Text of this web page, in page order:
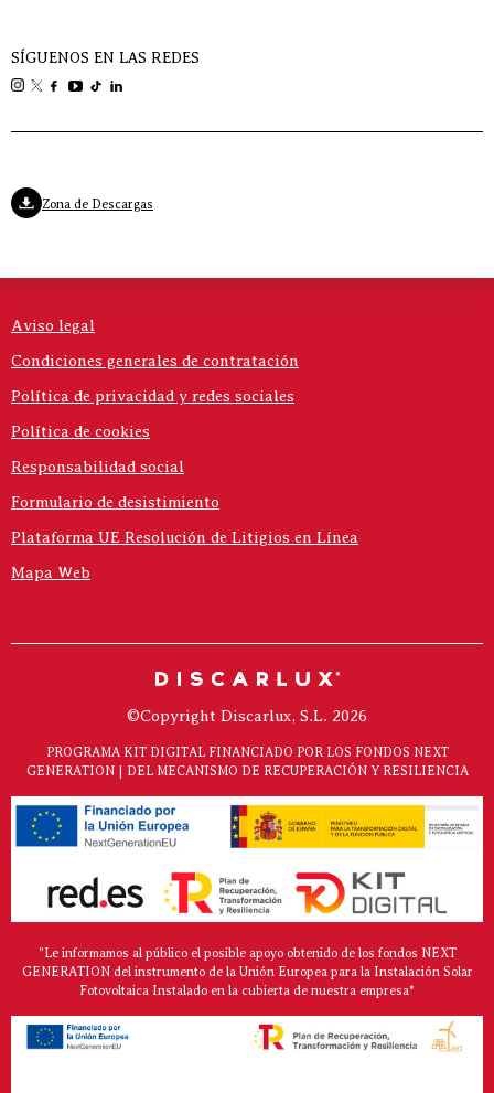
SÍGUENOS EN LAS REDES
Zona de Descargas
Aviso legal
Condiciones generales de contratación
Política de privacidad y redes sociales
Política de cookies
Responsabilidad social
Formulario de desistimiento
Plataforma UE Resolución de Litigios en Línea
Mapa Web
©Copyright Discarlux, S.L. 2026
PROGRAMA KIT DIGITAL FINANCIADO POR LOS FONDOS NEXT
GENERATION | DEL MECANISMO DE RECUPERACIÓN Y RESILIENCIA
"Le informamos al público el posible apoyo obtenido de los fondos NEXT
GENERATION del instrumento de la Unión Europea para la Instalación Solar
Fotovoltaica Instalado en la cubierta de nuestra empresa*